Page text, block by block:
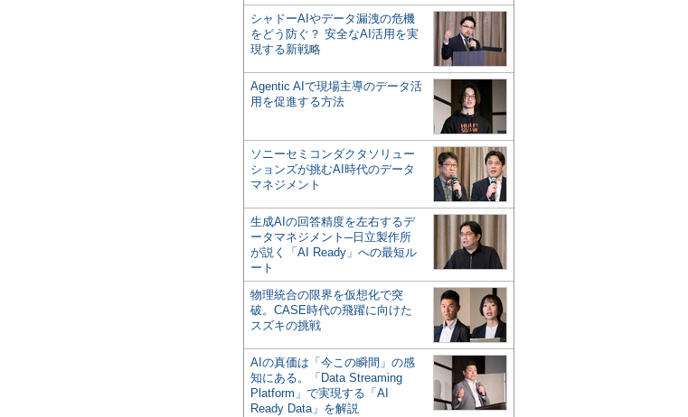
シャドーAIやデータ漏洩の危機
をどう防ぐ？ 安全なAI活用を実
現する新戦略
Agentic AIで現場主導のデータ活
用を促進する方法
ソニーセミコンダクタソリュー
ションズが挑むAI時代のデータ
マネジメント
生成AIの回答精度を左右するデ
ータマネジメント─日立製作所
が説く「AI Ready」への最短ル
ート
物理統合の限界を仮想化で突
破。CASE時代の飛躍に向けた
スズキの挑戦
AIの真価は「今この瞬間」の感
知にある。「Data Streaming
Platform」で実現する「AI
Ready Data」を解説